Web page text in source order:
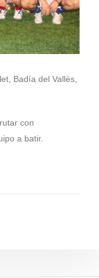
Badía del Vallès,
con
a batir.